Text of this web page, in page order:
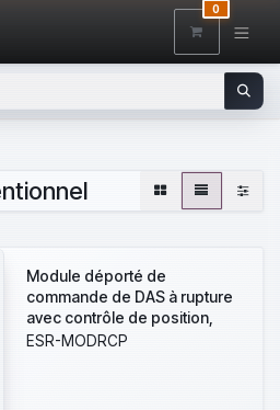
0
Module déporté de
commande de DAS à rupture
avec contrôle de position,
livré en boîtier
ESR-MODRCP